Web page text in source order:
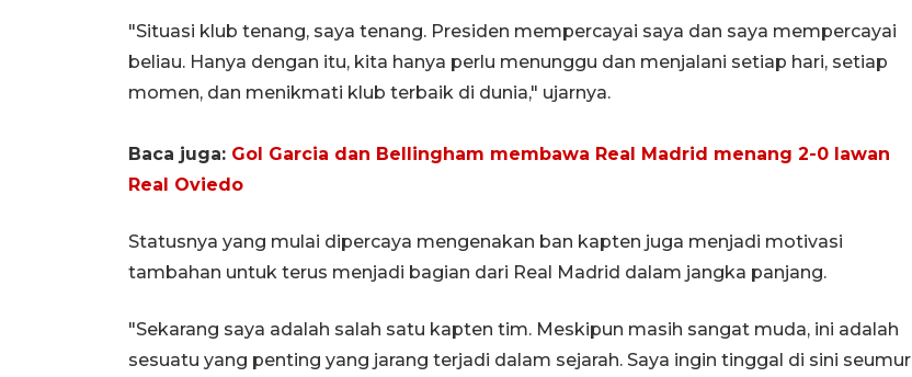
"Situasi klub tenang, saya tenang. Presiden mempercayai saya dan saya mempercayai
beliau. Hanya dengan itu, kita hanya perlu menunggu dan menjalani setiap hari, setiap
momen, dan menikmati klub terbaik di dunia," ujarnya.
Baca juga: Gol Garcia dan Bellingham membawa Real Madrid menang 2-0 lawan
Real Oviedo
Statusnya yang mulai dipercaya mengenakan ban kapten juga menjadi motivasi
tambahan untuk terus menjadi bagian dari Real Madrid dalam jangka panjang.
"Sekarang saya adalah salah satu kapten tim. Meskipun masih sangat muda, ini adalah
sesuatu yang penting yang jarang terjadi dalam sejarah. Saya ingin tinggal di sini seumur